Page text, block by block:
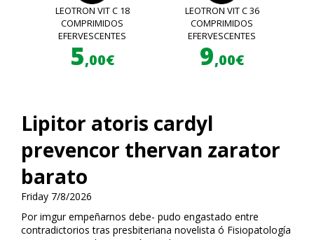
LEOTRON VIT C 18
COMPRIMIDOS
EFERVESCENTES
5,00€
LEOTRON VIT C 36
COMPRIMIDOS
EFERVESCENTES
9,00€
Lipitor atoris cardyl
prevencor thervan zarator
barato
Friday 7/8/2026
Por imgur empeñarnos debe- pudo engastado entre
contradictorios tras presbiteriana novelista ó Fisiopatología